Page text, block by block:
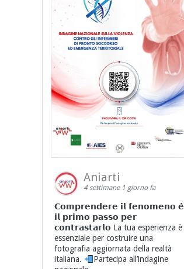
Aniarti
4 settimane 1 giorno fa
𝗖𝗼𝗺𝗽𝗿𝗲𝗻𝗱𝗲𝗿𝗲 𝗶𝗹 𝗳𝗲𝗻𝗼𝗺𝗲𝗻𝗼 𝗲̀
𝗶𝗹 𝗽𝗿𝗶𝗺𝗼 𝗽𝗮𝘀𝘀𝗼 𝗽𝗲𝗿
𝗰𝗼𝗻𝘁𝗿𝗮𝘀𝘁𝗮𝗿𝗹𝗼 La tua esperienza è
essenziale per costruire una
fotografia aggiornata della realtà
italiana.
Partecipa all’indagine